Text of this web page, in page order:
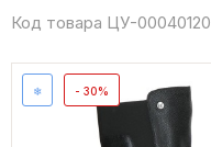
Код товара ЦУ-00040120
❄ - 30%